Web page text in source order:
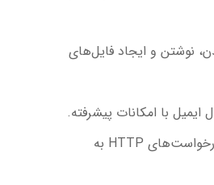
نوشتن و ایجاد فایل‌های
ایمیل با امکانات پیشرفته.
: برای ارسال درخواست‌های HTTP به